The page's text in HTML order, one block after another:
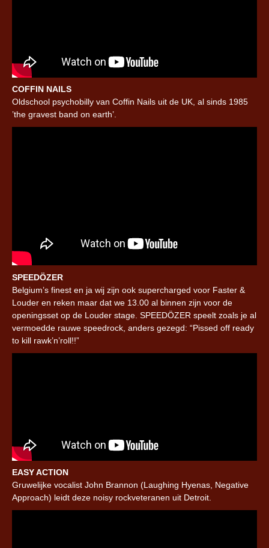
COFFIN NAILS
Oldschool psychobilly van Coffin Nails uit de UK, al sinds 1985
’the gravest band on earth’.
SPEEDÖZER
Belgium’s finest en ja wij zijn ook supercharged voor Faster &
Louder en reken maar dat we 13.00 al binnen zijn voor de
openingsset op de Louder stage. SPEEDÖZER speelt zoals je al
vermoedde rauwe speedrock, anders gezegd: “Pissed off ready
to kill rawk’n’roll!!”
EASY ACTION
Gruwelijke vocalist John Brannon (Laughing Hyenas, Negative
Approach) leidt deze noisy rockveteranen uit Detroit.